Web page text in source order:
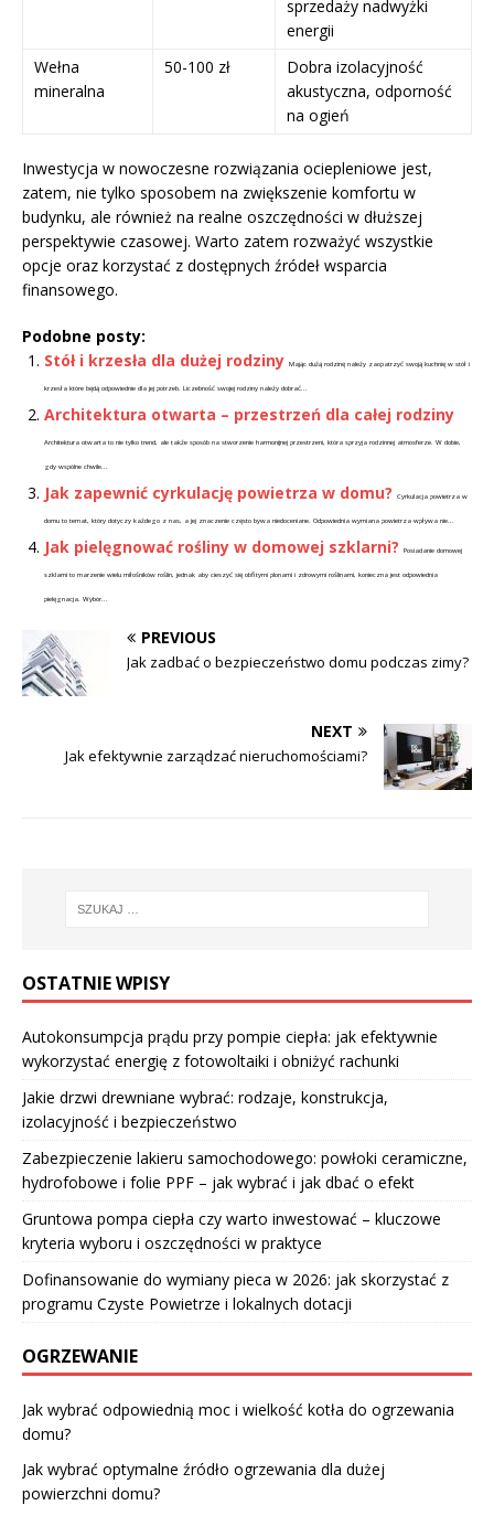
sprzedaży nadwyżki
energii
Wełna
mineralna
50-100 zł
Dobra izolacyjność
akustyczna, odporność
na ogień
Inwestycja w nowoczesne rozwiązania ociepleniowe jest,
zatem, nie tylko sposobem na zwiększenie komfortu w
budynku, ale również na realne oszczędności w dłuższej
perspektywie czasowej. Warto zatem rozważyć wszystkie
opcje oraz korzystać z dostępnych źródeł wsparcia
finansowego.
Podobne posty:
Stół i krzesła dla dużej rodziny Mając dużą rodzinę należy zaopatrzyć swoją kuchnię w stół i
krzesła które będą odpowiednie dla jej potrzeb. Liczebność swojej rodziny należy dobrać...
Architektura otwarta – przestrzeń dla całej rodziny
Architektura otwarta to nie tylko trend, ale także sposób na stworzenie harmonijnej przestrzeni, która sprzyja rodzinnej atmosferze. W dobie,
gdy wspólne chwile...
Jak zapewnić cyrkulację powietrza w domu? Cyrkulacja powietrza w
domu to temat, który dotyczy każdego z nas, a jej znaczenie często bywa niedoceniane. Odpowiednia wymiana powietrza wpływa nie...
Jak pielęgnować rośliny w domowej szklarni? Posiadanie domowej
szklarni to marzenie wielu miłośników roślin, jednak aby cieszyć się obfitymi plonami i zdrowymi roślinami, konieczna jest odpowiednia
pielęgnacja. Wybór...
PREVIOUS
Jak zadbać o bezpieczeństwo domu podczas zimy?
NEXT
Jak efektywnie zarządzać nieruchomościami?
OSTATNIE WPISY
Autokonsumpcja prądu przy pompie ciepła: jak efektywnie
wykorzystać energię z fotowoltaiki i obniżyć rachunki
Jakie drzwi drewniane wybrać: rodzaje, konstrukcja,
izolacyjność i bezpieczeństwo
Zabezpieczenie lakieru samochodowego: powłoki ceramiczne,
hydrofobowe i folie PPF – jak wybrać i jak dbać o efekt
Gruntowa pompa ciepła czy warto inwestować – kluczowe
kryteria wyboru i oszczędności w praktyce
Dofinansowanie do wymiany pieca w 2026: jak skorzystać z
programu Czyste Powietrze i lokalnych dotacji
OGRZEWANIE
Jak wybrać odpowiednią moc i wielkość kotła do ogrzewania
domu?
Jak wybrać optymalne źródło ogrzewania dla dużej
powierzchni domu?